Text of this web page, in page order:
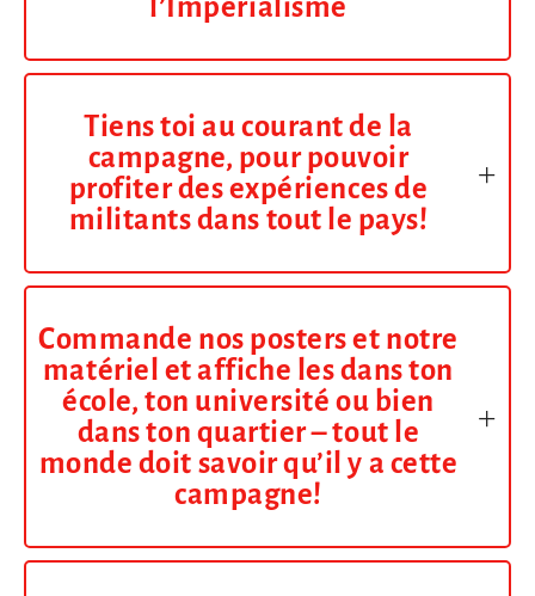
l’Impérialisme
Tiens toi au courant de la
campagne, pour pouvoir
profiter des expériences de
militants dans tout le pays!
Commande nos posters et notre
matériel et affiche les dans ton
école, ton université ou bien
dans ton quartier – tout le
monde doit savoir qu’il y a cette
campagne!